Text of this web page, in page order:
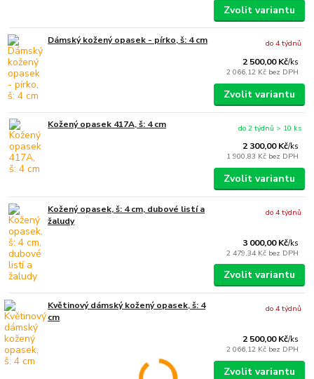
Zvolit variantu
Dámský kožený opasek - pírko, š: 4 cm
2 500,00 Kč/ks
2 066,12 Kč bez DPH
do 4 týdnů
Zvolit variantu
Kožený opasek 417A, š: 4 cm
2 300,00 Kč/ks
1 900,83 Kč bez DPH
do 2 týdnů > 10 ks
Zvolit variantu
Kožený opasek, š: 4 cm, dubové listí a
žaludy
3 000,00 Kč/ks
2 479,34 Kč bez DPH
do 4 týdnů
Zvolit variantu
Květinový dámský kožený opasek, š: 4
cm
2 500,00 Kč/ks
2 066,12 Kč bez DPH
do 4 týdnů
Zvolit variantu